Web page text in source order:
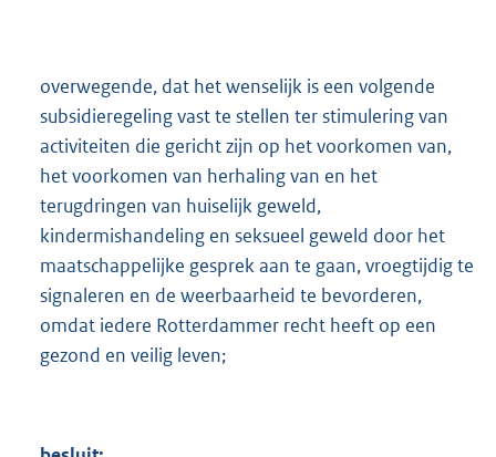
overwegende, dat het wenselijk is een volgende
subsidieregeling vast te stellen ter stimulering van
activiteiten die gericht zijn op het voorkomen van,
het voorkomen van herhaling van en het
terugdringen van huiselijk geweld,
kindermishandeling en seksueel geweld door het
maatschappelijke gesprek aan te gaan, vroegtijdig te
signaleren en de weerbaarheid te bevorderen,
omdat iedere Rotterdammer recht heeft op een
gezond en veilig leven;